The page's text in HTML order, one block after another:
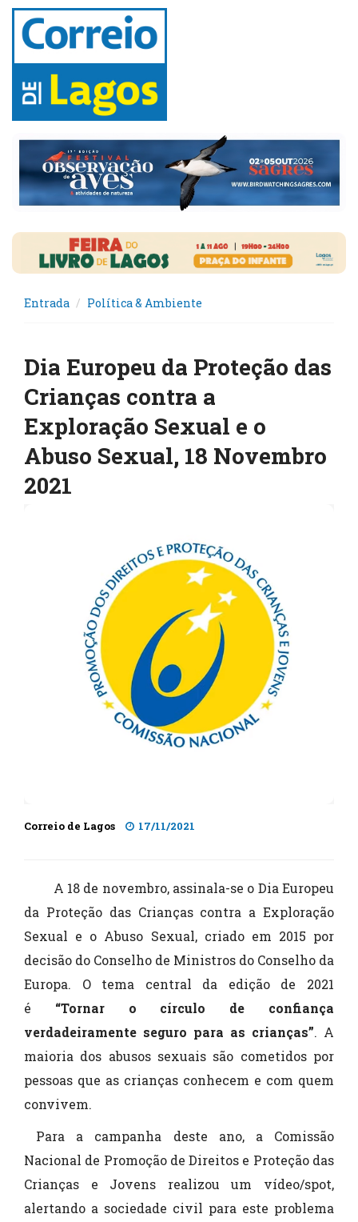
Entrada Política & Ambiente
Dia Europeu da Proteção das
Crianças contra a
Exploração Sexual e o
Abuso Sexual, 18 Novembro
2021
Correio de Lagos 17/11/2021
A 18 de novembro, assinala-se o Dia Europeu
da Proteção das Crianças contra a Exploração
Sexual e o Abuso Sexual, criado em 2015 por
decisão do Conselho de Ministros do Conselho da
Europa. O tema central da edição de 2021
é “Tornar o círculo de confiança
verdadeiramente seguro para as crianças”. A
maioria dos abusos sexuais são cometidos por
pessoas que as crianças conhecem e com quem
convivem.
Para a campanha deste ano, a Comissão
Nacional de Promoção de Direitos e Proteção das
Crianças e Jovens realizou um vídeo/spot,
alertando a sociedade civil para este problema